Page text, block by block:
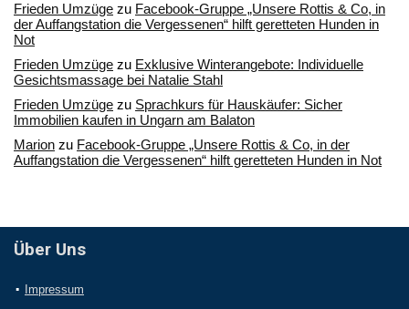
Frieden Umzüge zu Facebook-Gruppe „Unsere Rottis & Co, in
der Auffangstation die Vergessenen“ hilft geretteten Hunden in
Not
Frieden Umzüge zu Exklusive Winterangebote: Individuelle
Gesichtsmassage bei Natalie Stahl
Frieden Umzüge zu Sprachkurs für Hauskäufer: Sicher
Immobilien kaufen in Ungarn am Balaton
Marion zu Facebook-Gruppe „Unsere Rottis & Co, in der
Auffangstation die Vergessenen“ hilft geretteten Hunden in Not
Über Uns
Impressum